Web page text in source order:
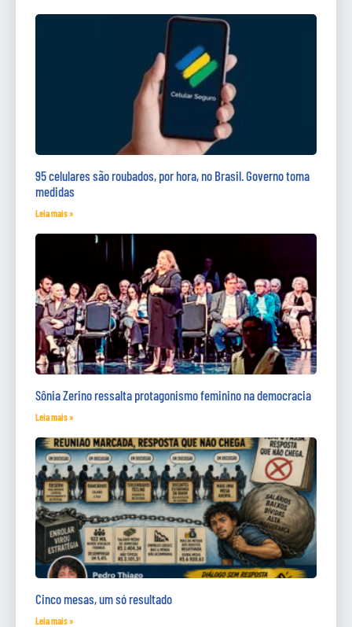
95 celulares são roubados, por hora, no Brasil. Governo toma
medidas
Leia mais »
Sônia Zerino ressalta protagonismo feminino na democracia
Leia mais »
Cinco mesas, um só resultado
Leia mais »